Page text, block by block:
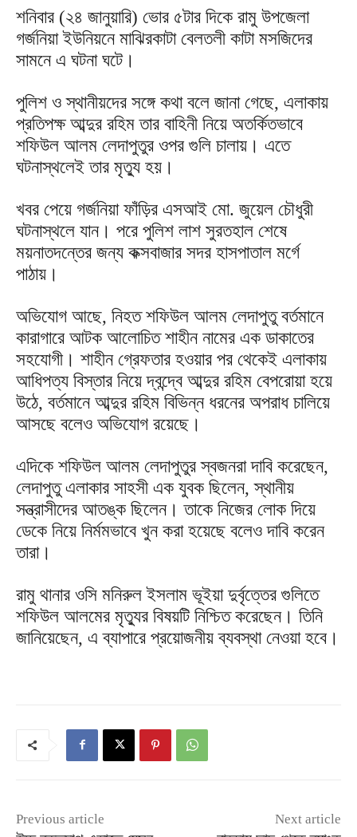
শনিবার (২৪ জানুয়ারি) ভোর ৫টার দিকে রামু উপজেলা
গর্জনিয়া ইউনিয়নে মাঝিরকাটা বেলতলী কাটা মসজিদের
সামনে এ ঘটনা ঘটে।
পুলিশ ও স্থানীয়দের সঙ্গে কথা বলে জানা গেছে, এলাকায়
প্রতিপক্ষ আব্দুর রহিম তার বাহিনী নিয়ে অতর্কিতভাবে
শফিউল আলম লেদাপুতুর ওপর গুলি চালায়। এতে
ঘটনাস্থলেই তার মৃত্যু হয়।
খবর পেয়ে গর্জনিয়া ফাঁড়ির এসআই মো. জুয়েল চৌধুরী
ঘটনাস্থলে যান। পরে পুলিশ লাশ সুরতহাল শেষে
ময়নাতদন্তের জন্য কক্সবাজার সদর হাসপাতাল মর্গে
পাঠায়।
অভিযোগ আছে, নিহত শফিউল আলম লেদাপুতু বর্তমানে
কারাগারে আটক আলোচিত শাহীন নামের এক ডাকাতের
সহযোগী। শাহীন গ্রেফতার হওয়ার পর থেকেই এলাকায়
আধিপত্য বিস্তার নিয়ে দ্বন্দ্বে আব্দুর রহিম বেপরোয়া হয়ে
উঠে, বর্তমানে আব্দুর রহিম বিভিন্ন ধরনের অপরাধ চালিয়ে
আসছে বলেও অভিযোগ রয়েছে।
এদিকে শফিউল আলম লেদাপুতুর স্বজনরা দাবি করেছেন,
লেদাপুতু এলাকার সাহসী এক যুবক ছিলেন, স্থানীয়
সন্ত্রাসীদের আতঙ্ক ছিলেন। তাকে নিজের লোক দিয়ে
ডেকে নিয়ে নির্মমভাবে খুন করা হয়েছে বলেও দাবি করেন
তারা।
রামু থানার ওসি মনিরুল ইসলাম ভূইয়া দুর্বৃত্তের গুলিতে
শফিউল আলমের মৃত্যুর বিষয়টি নিশ্চিত করেছেন। তিনি
জানিয়েছেন, এ ব্যাপারে প্রয়োজনীয় ব্যবস্থা নেওয়া হবে।
Previous article Next article